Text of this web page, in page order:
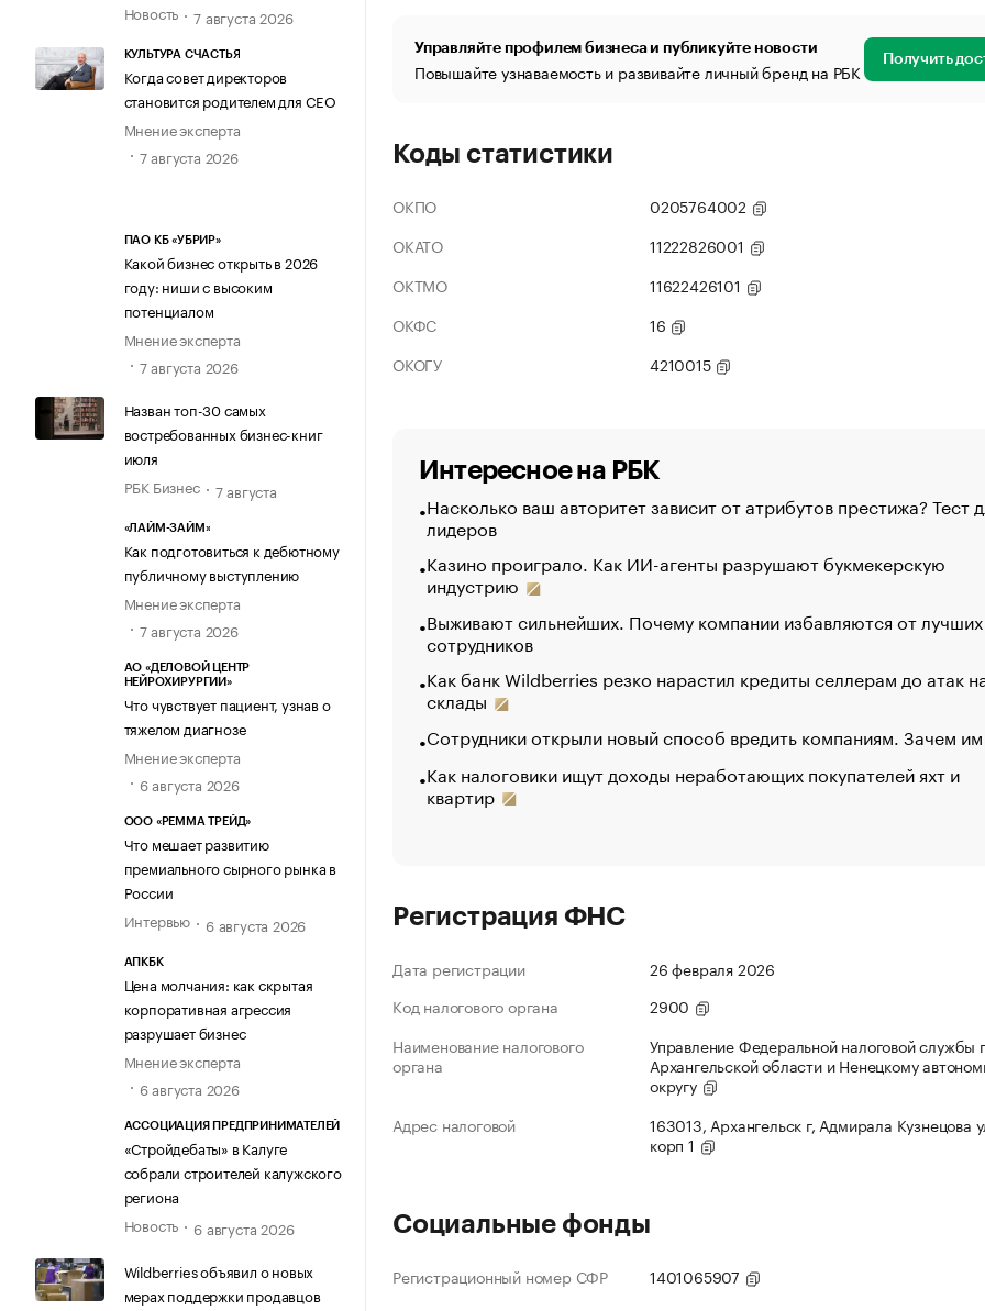
Новость
7 августа 2026
КУЛЬТУРА СЧАСТЬЯ
Когда совет директоров
становится родителем для CEO
Мнение эксперта
7 августа 2026
ПАО КБ «УБРИР»
Какой бизнес открыть в 2026
году: ниши с высоким
потенциалом
Мнение эксперта
7 августа 2026
Назван топ-30 самых
востребованных бизнес-книг
июля
РБК Бизнес
7 августа
«ЛАЙМ-ЗАЙМ»
Как подготовиться к дебютному
публичному выступлению
Мнение эксперта
7 августа 2026
АО «ДЕЛОВОЙ ЦЕНТР
НЕЙРОХИРУРГИИ»
Что чувствует пациент, узнав о
тяжелом диагнозе
Мнение эксперта
6 августа 2026
ООО «РЕММА ТРЕЙД»
Что мешает развитию
премиального сырного рынка в
России
Интервью
6 августа 2026
АПКБК
Цена молчания: как скрытая
корпоративная агрессия
разрушает бизнес
Мнение эксперта
6 августа 2026
АССОЦИАЦИЯ ПРЕДПРИНИМАТЕЛЕЙ
«Стройдебаты» в Калуге
собрали строителей калужского
региона
Новость
6 августа 2026
Wildberries объявил о новых
мерах поддержки продавцов
Управляйте профилем бизнеса и публикуйте новости
Повышайте узнаваемость и развивайте личный бренд на РБК Получить
Коды статистики
ОКПО
0205764002
ОКАТО
11222826001
ОКТМО
11622426101
ОКФС
16
ОКОГУ
4210015
Интересное на РБК
Насколько ваш авторитет зависит от атрибутов престижа? Тест
лидеров
Казино проиграло. Как ИИ-агенты разрушают букмекерскую
индустрию
Выживают сильнейших. Почему компании избавляются от лучших
сотрудников
Как банк Wildberries резко нарастил кредиты селлерам до атак
склады
Сотрудники открыли новый способ вредить компаниям. Зачем
Как налоговики ищут доходы неработающих покупателей яхт и
квартир
Регистрация ФНС
Дата регистрации
26 февраля 2026
Код налогового органа
2900
Наименование налогового
органа
Управление Федеральной налоговой службы
Архангельской области и Ненецкому
округу
Адрес налоговой
163013, Архангельск г, Адмирала Кузнецова
корп 1
Социальные фонды
Регистрационный номер СФР 1401065907